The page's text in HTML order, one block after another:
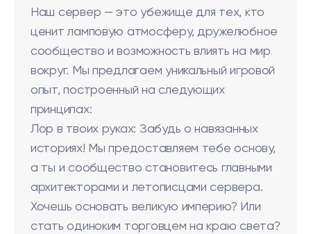
Наш сервер — это убежище для тех, кто
ценит ламповую атмосферу, дружелюбное
сообщество и возможность влиять на мир
вокруг. Мы предлагаем уникальный игровой
опыт, построенный на следующих
принципах:
Лор в твоих руках: Забудь о навязанных
историях! Мы предоставляем тебе основу,
а ты и сообщество становитесь главными
архитекторами и летописцами сервера.
Хочешь основать великую империю? Или
стать одиноким торговцем на краю света?